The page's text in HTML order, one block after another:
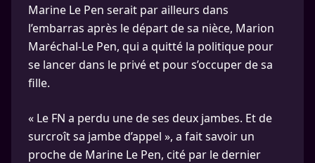
Marine Le Pen serait par ailleurs dans
l’embarras après le départ de sa nièce, Marion
Maréchal-Le Pen, qui a quitté la politique pour
se lancer dans le privé et pour s’occuper de sa
fille.
« Le FN a perdu une de ses deux jambes. Et de
surcroît sa jambe d’appel », a fait savoir un
proche de Marine Le Pen, cité par le dernier